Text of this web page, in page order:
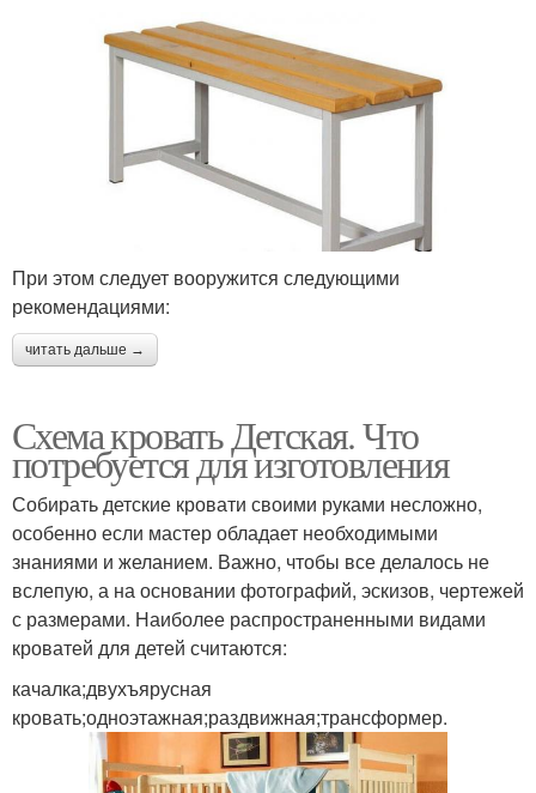
При этом следует вооружится следующими
рекомендациями:
читать дальше →
Схема кровать Детская. Что
потребуется для изготовления
Собирать детские кровати своими руками несложно,
особенно если мастер обладает необходимыми
знаниями и желанием. Важно, чтобы все делалось не
вслепую, а на основании фотографий, эскизов, чертежей
с размерами. Наиболее распространенными видами
кроватей для детей считаются:
качалка;двухъярусная
кровать;одноэтажная;раздвижная;трансформер.